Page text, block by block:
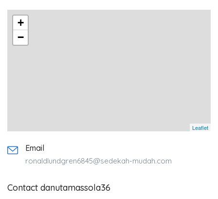
+
−
Leaflet
Email
ronaldlundgren6845@sedekah-mudah.com
Contact danutamassola36